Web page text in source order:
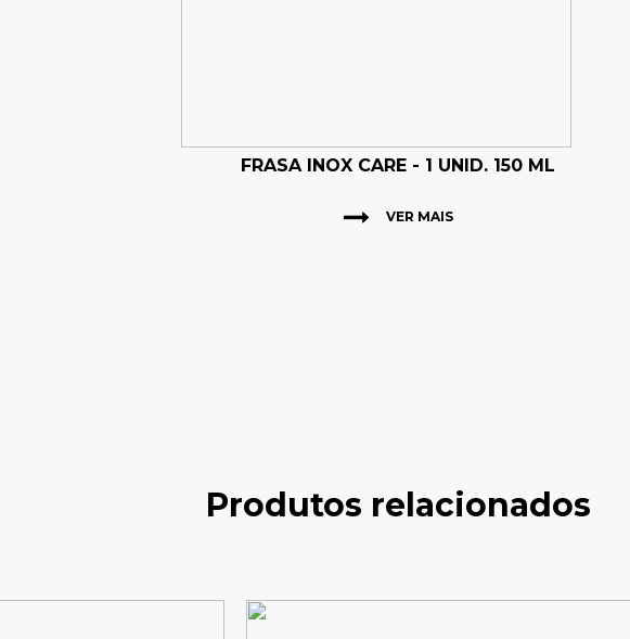
FRASA INOX CARE - 1 UNID. 150 ML
VER MAIS
Produtos relacionados